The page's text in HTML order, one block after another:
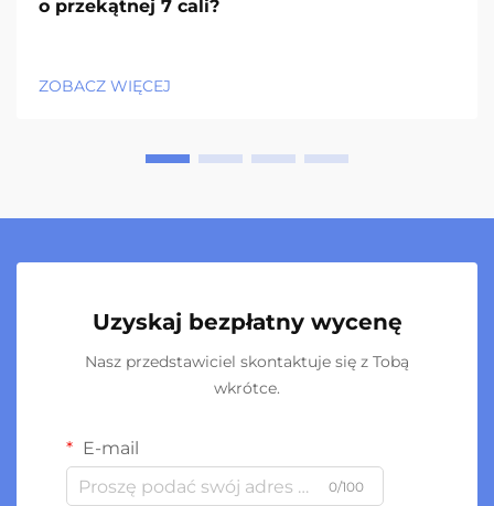
o przekątnej 7 cali?
ZOBACZ WIĘCEJ
Uzyskaj bezpłatny wycenę
Nasz przedstawiciel skontaktuje się z Tobą
wkrótce.
E-mail
0/100